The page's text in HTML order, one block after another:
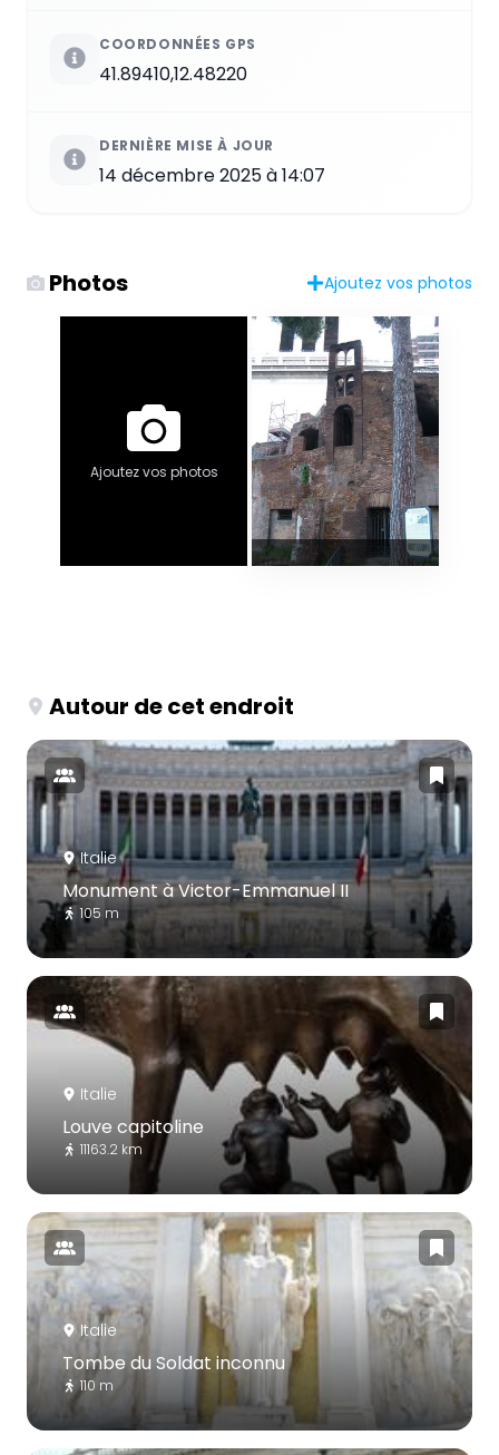
COORDONNÉES GPS
41.89410,12.48220
DERNIÈRE MISE À JOUR
14 décembre 2025 à 14:07
Photos Ajoutez vos photos
Ajoutez vos photos
Autour de cet endroit
Italie
Monument à Victor-Emmanuel II
105 m
Italie
Louve capitoline
11163.2 km
Italie
Tombe du Soldat inconnu
110 m